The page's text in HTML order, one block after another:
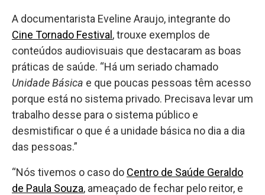
A documentarista Eveline Araujo, integrante do
Cine Tornado Festival , trouxe exemplos de
conteúdos audiovisuais que destacaram as boas
práticas de saúde. “Há um seriado chamado
Unidade Básica e que poucas pessoas têm acesso
porque está no sistema privado. Precisava levar um
trabalho desse para o sistema público e
desmistificar o que é a unidade básica no dia a dia
das pessoas.”
“Nós tivemos o caso do Centro de Saúde Geraldo
de Paula Souza, ameaçado de fechar pelo reitor, e